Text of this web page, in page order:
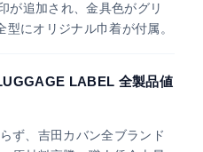
が追加され、金具色がグリ
型にオリジナル巾着が付属。
LABEL 全製品値
ず、吉田カバン全ブランド